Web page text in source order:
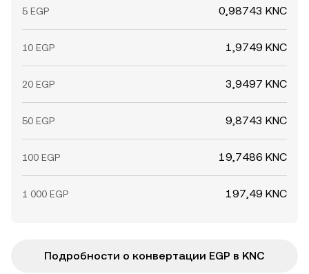
5 EGP 0,98743 KNC
10 EGP 1,9749 KNC
20 EGP 3,9497 KNC
50 EGP 9,8743 KNC
100 EGP 19,7486 KNC
1 000 EGP 197,49 KNC
Подробности о конвертации EGP в KNC